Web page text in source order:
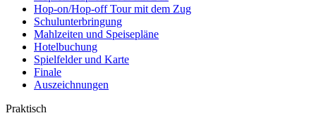
Hop-on/Hop-off Tour mit dem Zug
Schulunterbringung
Mahlzeiten und Speisepläne
Hotelbuchung
Spielfelder und Karte
Finale
Auszeichnungen
Praktisch